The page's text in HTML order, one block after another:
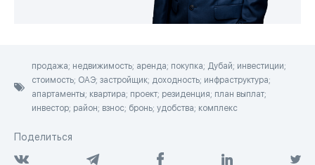
продажа; недвижимость; аренда; покупка; Дубай; инвестиции;
стоимость; ОАЭ; застройщик; доходность; инфраструктура;
апартаменты; квартира; проект; резиденция; план выплат;
инвестор; район; взнос; бронь; удобства; комплекс
Поделиться